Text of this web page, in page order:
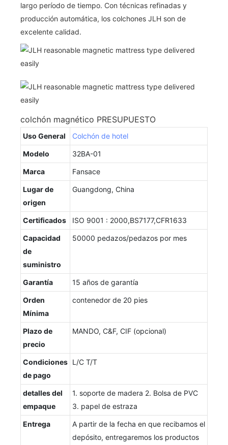
largo período de tiempo. Con técnicas refinadas y
producción automática, los colchones JLH son de
excelente calidad.
colchón magnético PRESUPUESTO
Uso General Colchón de hotel
Modelo 32BA-01
Marca Fansace
Lugar de
origen
Guangdong, China
Certificados ISO 9001 : 2000,BS7177,CFR1633
Capacidad
de
suministro
50000 pedazos/pedazos por mes
Garantía 15 años de garantía
Orden
Mínima
contenedor de 20 pies
Plazo de
precio
MANDO, C&F, CIF (opcional)
Condiciones
de pago
L/C T/T
detalles del
empaque
1. soporte de madera 2. Bolsa de PVC
3. papel de estraza
Entrega
A partir de la fecha en que recibamos el
depósito, entregaremos los productos